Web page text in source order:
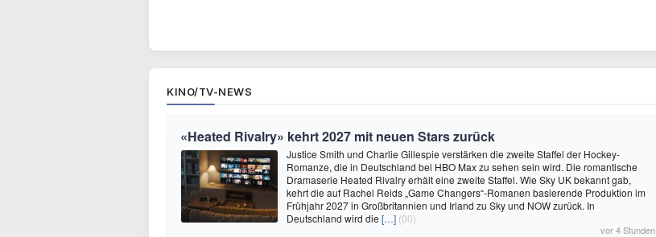
KINO/TV-NEWS
«Heated Rivalry» kehrt 2027 mit neuen Stars zurück
Justice Smith und Charlie Gillespie verstärken die zweite Staffel der Hockey-
Romanze, die in Deutschland bei HBO Max zu sehen sein wird. Die romantische
Dramaserie Heated Rivalry erhält eine zweite Staffel. Wie Sky UK bekannt gab,
kehrt die auf Rachel Reids „Game Changers“-Romanen basierende Produktion im
Frühjahr 2027 in Großbritannien und Irland zu Sky und NOW zurück. In
Deutschland wird die […] (00)
vor 4 Stunden